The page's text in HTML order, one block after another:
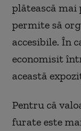
plătească mai
permite să
accesibile. În
economisit
această
Pentru că
furate este